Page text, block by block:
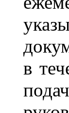
в